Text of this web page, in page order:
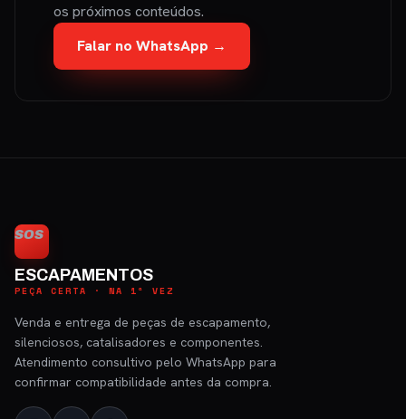
os próximos conteúdos.
Falar no WhatsApp →
SOS
ESCAPAMENTOS
PEÇA CERTA · NA 1ª VEZ
Venda e entrega de peças de escapamento,
silenciosos, catalisadores e componentes.
Atendimento consultivo pelo WhatsApp para
confirmar compatibilidade antes da compra.